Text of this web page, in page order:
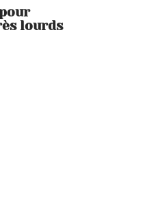
lourds